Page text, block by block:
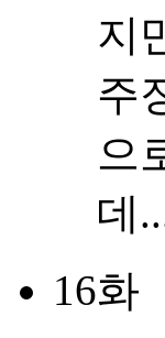
지
주
으
데
16화